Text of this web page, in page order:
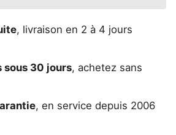
, livraison en 2 à 4 jours
sous 30 jours, achetez sans
, en service depuis 2006